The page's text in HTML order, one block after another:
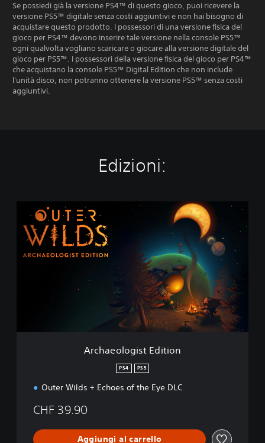
Se possiedi già la versione PS4™ di questo gioco, puoi ricevere la
versione PS5™ digitale senza costi aggiuntivi e non hai bisogno di
acquistare questo prodotto. I possessori di una versione fisica del
gioco per PS4™ devono inserire tale versione nella console PS5™
ogni qualvolta vogliano scaricare o giocare alla versione digitale del
gioco per PS5™. I possessori della versione fisica del gioco per PS4™
che acquistano la console PS5™ Digital Edition che non include
l'unità disco, non potranno ottenere la versione PS5™ senza costi
aggiuntivi.
Edizioni:
s
Archaeologist Edition
PS4 PS5
Outer Wilds + Echoes of the Eye DLC
CHF 39.90
Aggiungi al carrello